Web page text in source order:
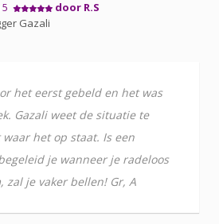
door R.S
Gazali
het eerst gebeld en het was
Gazali weet de situatie te
het op staat. Is een
je wanneer je radeloos
zal je vaker bellen! Gr, A